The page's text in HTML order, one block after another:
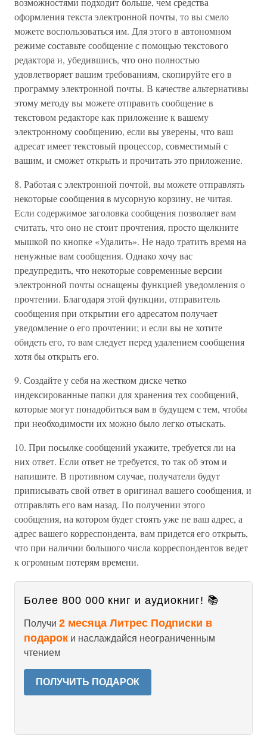
оформления текста электронной почты, то вы смело
можете воспользоваться им. Для этого в автономном
режиме составьте сообщение с помощью текстового
редактора и, убедившись, что оно полностью
удовлетворяет вашим требованиям, скопируйте его в
программу электронной почты. В качестве альтернативы
этому методу вы можете отправить сообщение в
текстовом редакторе как приложение к вашему
электронному сообщению, если вы уверены, что ваш
адресат имеет текстовый процессор, совместимый с
вашим, и сможет открыть и прочитать это приложение.
8. Работая с электронной почтой, вы можете отправлять
некоторые сообщения в мусорную корзину, не читая.
Если содержимое заголовка сообщения позволяет вам
считать, что оно не стоит прочтения, просто щелкните
мышкой по кнопке «Удалить». Не надо тратить время на
ненужные вам сообщения. Однако хочу вас
предупредить, что некоторые современные версии
электронной почты оснащены функцией уведомления о
прочтении. Благодаря этой функции, отправитель
сообщения при открытии его адресатом получает
уведомление о его прочтении; и если вы не хотите
обидеть его, то вам следует перед удалением сообщения
хотя бы открыть его.
9. Создайте у себя на жестком диске четко
индексированные папки для хранения тех сообщений,
которые могут понадобиться вам в будущем с тем, чтобы
при необходимости их можно было легко отыскать.
10. При посылке сообщений укажите, требуется ли на
них ответ. Если ответ не требуется, то так об этом и
напишите. В противном случае, получатели будут
приписывать свой ответ в оригинал вашего сообщения, и
отправлять его вам назад. По получении этого
сообщения, на котором будет стоять уже не ваш адрес, а
адрес вашего корреспондента, вам придется его открыть,
что при наличии большого числа корреспондентов ведет
к огромным потерям времени.
Более 800 000 книг и аудиокниг! 📚
Получи 2 месяца Литрес Подписки в
подарок и наслаждайся неограниченным
чтением
ПОЛУЧИТЬ ПОДАРОК